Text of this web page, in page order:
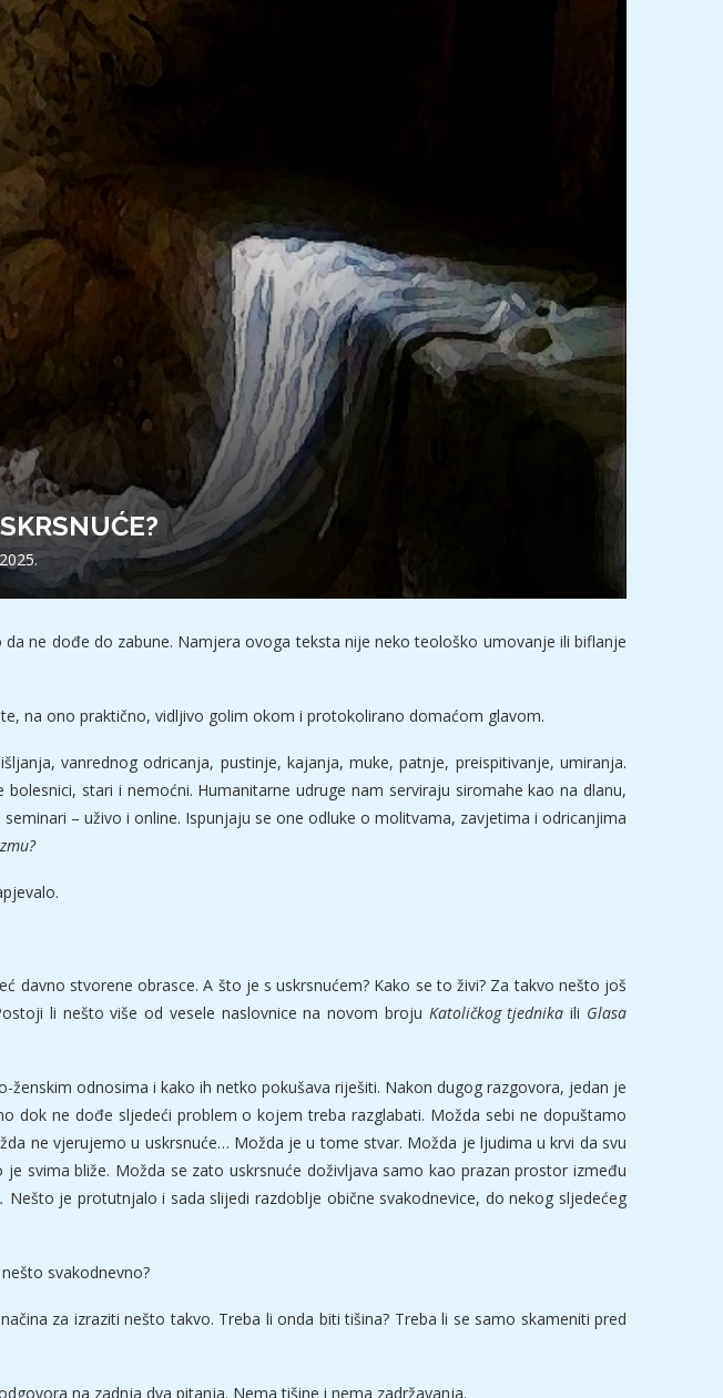
ne dođe do zabune. Namjera ovoga teksta nije neko teološko umovanje ili biflanje
na ono praktično, vidljivo golim okom i protokolirano domaćom glavom.
vanrednog odricanja, pustinje, kajanja, muke, patnje, preispitivanje, umiranja.
stari i nemoćni. Humanitarne udruge nam serviraju siromahe kao na dlanu,
– uživo i online. Ispunjaju se one odluke o molitvama, zavjetima i odricanjima
stvorene obrasce. A što je s uskrsnućem? Kako se to živi? Za takvo nešto još
li nešto više od vesele naslovnice na novom broju Katoličkog tjednika ili Glasa
odnosima i kako ih netko pokušava riješiti. Nakon dugog razgovora, jedan je
dok ne dođe sljedeći problem o kojem treba razglabati. Možda sebi ne dopuštamo
ne vjerujemo u uskrsnuće… Možda je u tome stvar. Možda je ljudima u krvi da svu
svima bliže. Možda se zato uskrsnuće doživljava samo kao prazan prostor između
Nešto je protutnjalo i sada slijedi razdoblje obične svakodnevice, do nekog sljedećeg
svakodnevno?
za izraziti nešto takvo. Treba li onda biti tišina? Treba li se samo skameniti pred
na zadnja dva pitanja. Nema tišine i nema zadržavanja.